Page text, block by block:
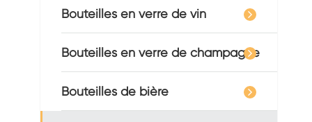
Bouteilles en verre de vin
Bouteilles en verre de champagne
Bouteilles de bière